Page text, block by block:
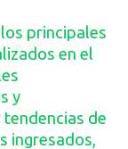
principales
en el
y
de
ingresados,